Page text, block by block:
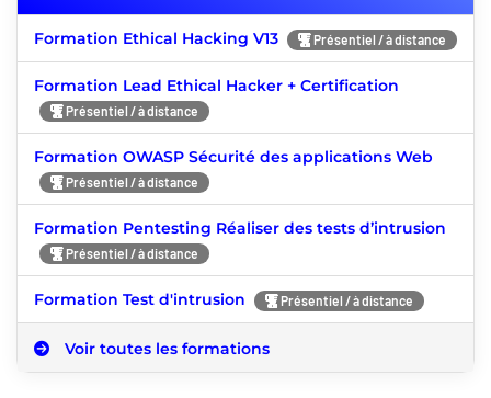
Formation Ethical Hacking V13 Présentiel / à distance
Formation Lead Ethical Hacker + Certification
Présentiel / à distance
Formation OWASP Sécurité des applications Web
Présentiel / à distance
Formation Pentesting Réaliser des tests d’intrusion
Présentiel / à distance
Formation Test d'intrusion Présentiel / à distance
Voir toutes les formations